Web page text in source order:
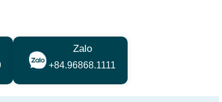
Zalo
+84.96868.1111